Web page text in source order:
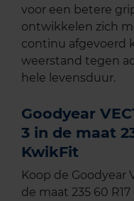
voor een betere
ontwikkelen zich
continu afgevoerd
weerstand tegen
hele levensduur.
Goodyear
3 in de maat
KwikFit
Koop de Goodyear
de maat 235 60